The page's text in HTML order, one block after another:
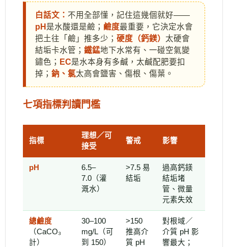
白話文： 不用全部懂，記住這幾個就好——
pH 是水酸還是鹼； 鹼度最重要，它決定水會
把土往「鹼」推多少； 硬度（鈣鎂） 太硬會
結垢卡水管； 鐵錳地下水常有、一碰空氣變
鏽色； EC是水本身有多鹹，太鹹配肥要扣
掉； 鈉、氯太高會鹽害、傷根、傷葉。
七項指標判讀門檻
指標
理想／可
接受
警戒 影響
pH
6.5–
7.0（灌
溉水）
>7.5 易
結垢
過高鈣鎂
結垢堵
管、微量
元素失效
總鹼度
（CaCO₃
計）
30–100
mg/L（可
到 150）
>150
推高介
質 pH
對根域／
介質 pH 影
響最大；